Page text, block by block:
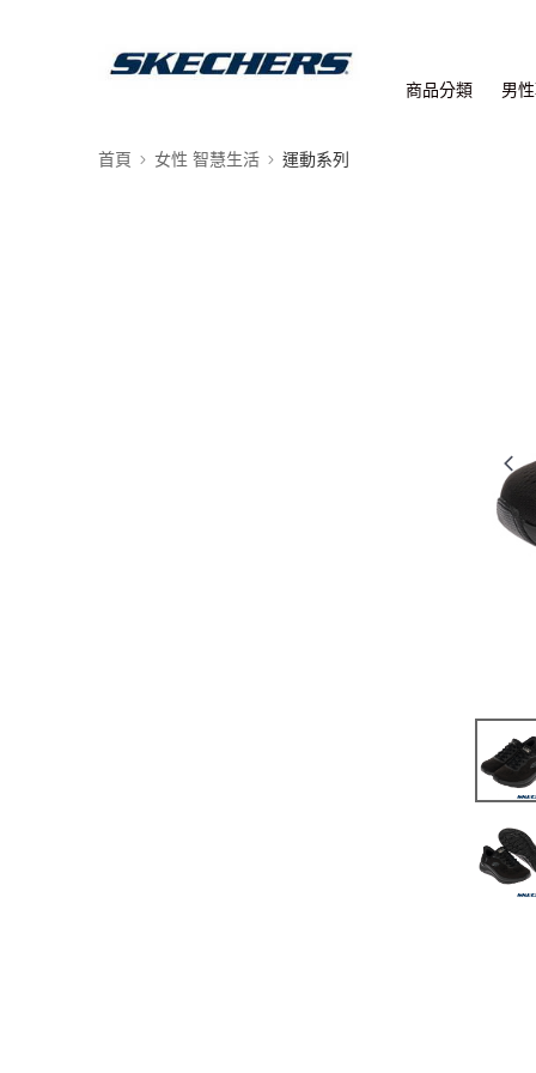
商品分類 男
首頁 女性 智慧生活 運動系列